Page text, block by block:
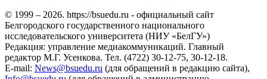
© 1999 – 2026. https://bsuedu.ru - официальный сайт
Белгородского государственного национального
исследовательского университета (НИУ «БелГУ»)
Редакция: управление медиакоммуникаций. Главный
редактор М.Г. Усенкова. Тел. (4722) 30-12-75, 30-12-18.
E-mail: News@bsuedu.ru (для обращений в редакцию сайта),